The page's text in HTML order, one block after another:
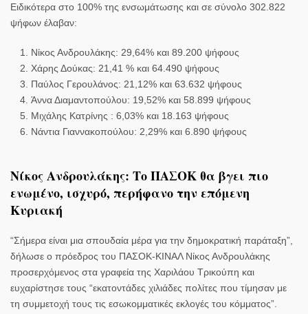
Ειδικότερα στο 100% της ενσωμάτωσης και σε σύνολο 302.822
ψήφων έλαβαν:
Νίκος Ανδρουλάκης: 29,64% και 89.200 ψήφους
Χάρης Δούκας: 21,41 % και 64.490 ψήφους
Παύλος Γερουλάνος: 21,12% και 63.632 ψήφους
Άννα Διαμαντοπούλου: 19,52% και 58.899 ψήφους
Μιχάλης Κατρίνης : 6,03% και 18.163 ψήφους
Νάντια Γιαννακοπούλου: 2,29% και 6.890 ψήφους
Νίκος Ανδρουλάκης: Το ΠΑΣΟΚ θα βγει πιο
ενωμένο, ισχυρό, περήφανο την επόμενη
Κυριακή
“Σήμερα είναι μια σπουδαία μέρα για την δημοκρατική παράταξη”,
δήλωσε ο πρόεδρος του ΠΑΣΟΚ-ΚΙΝΑΛ Νίκος Ανδρουλάκης
προσερχόμενος στα γραφεία της Χαριλάου Τρικούπη και
ευχαρίστησε τους “εκατοντάδες χιλιάδες πολίτες που τίμησαν με
τη συμμετοχή τους τις εσωκομματικές εκλογές του κόμματος”.